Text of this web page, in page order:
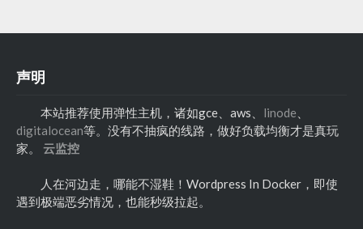
声明
本站推荐使用弹性主机，诸如gce、aws、 linode
digitalocean等。没有不抽疯的线路，做好负载均衡才是真玩
家。 云监控
人在河边走，哪能不湿鞋！Wordpress In Docker，即使
遇到极端恶劣情况，也能秒级拉起。